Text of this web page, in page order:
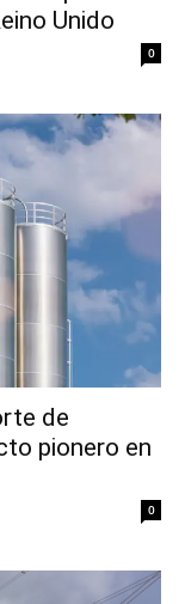
Unido
0
de
pionero en
0